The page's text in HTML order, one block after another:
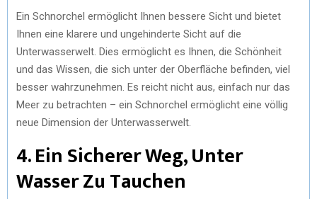
Ein Schnorchel ermöglicht Ihnen bessere Sicht und bietet
Ihnen eine klarere und ungehinderte Sicht auf die
Unterwasserwelt. Dies ermöglicht es Ihnen, die Schönheit
und das Wissen, die sich unter der Oberfläche befinden, viel
besser wahrzunehmen. Es reicht nicht aus, einfach nur das
Meer zu betrachten – ein Schnorchel ermöglicht eine völlig
neue Dimension der Unterwasserwelt.
4. Ein Sicherer Weg, Unter
Wasser Zu Tauchen